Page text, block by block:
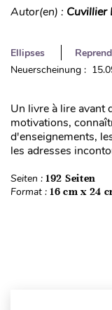
Autor(en) : Cuvillier
Ellipses
Neuerscheinung :
Un livre à lire avant
motivations,
d'enseignements,
les adresses
Seiten : 192 Seiten
Format : 16 cm x 24